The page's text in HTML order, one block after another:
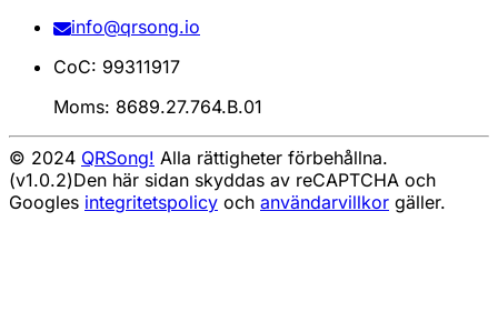
info@qrsong.io
CoC: 99311917
Moms: 8689.27.764.B.01
© 2024 QRSong! Alla rättigheter förbehållna.
(v1.0.2)Den här sidan skyddas av reCAPTCHA och
Googles integritetspolicy och användarvillkor gäller.